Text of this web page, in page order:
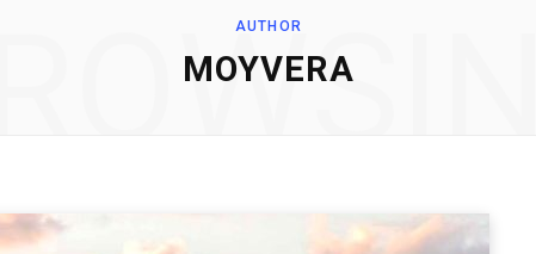
AUTHOR
MOYVERA